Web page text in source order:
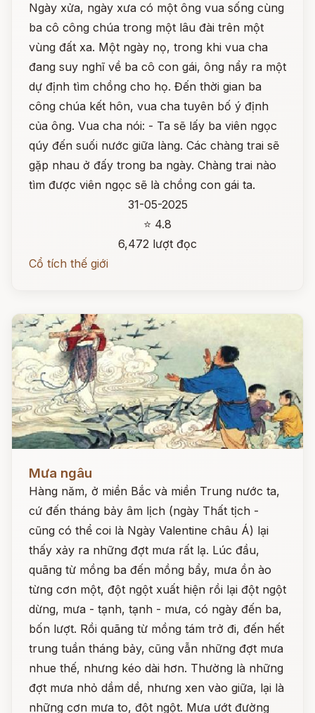
Ngày xửa, ngày xưa có một ông vua sống cùng
ba cô công chúa trong một lâu đài trên một
vùng đất xa. Một ngày nọ, trong khi vua cha
đang suy nghĩ về ba cô con gái, ông nẩy ra một
dự định tìm chồng cho họ. Đến thời gian ba
công chúa kết hôn, vua cha tuyên bố ý định
của ông. Vua cha nói: - Ta sẽ lấy ba viên ngọc
qúy đến suối nước giữa làng. Các chàng trai sẽ
gặp nhau ở đấy trong ba ngày. Chàng trai nào
tìm được viên ngọc sẽ là chồng con gái ta.
31-05-2025
⭐ 4.8
6,472 lượt đọc
Cổ tích thế giới
Mưa ngâu
Hàng năm, ở miền Bắc và miền Trung nước ta,
cứ đến tháng bảy âm lịch (ngày Thất tịch -
cũng có thể coi là Ngày Valentine châu Á) lại
thấy xảy ra những đợt mưa rất lạ. Lúc đầu,
quãng từ mồng ba đến mồng bẩy, mưa ồn ào
từng cơn một, đột ngột xuất hiện rồi lại đột ngột
dừng, mưa - tạnh, tạnh - mưa, có ngày đến ba,
bốn lượt. Rồi quãng từ mồng tám trở đi, đến hết
trung tuần tháng bảy, cũng vẫn những đợt mưa
nhue thế, nhưng kéo dài hơn. Thường là những
đợt mưa nhỏ dầm dề, nhưng xen vào giữa, lại là
những cơn mưa to, đột ngột. Mưa ướt đường